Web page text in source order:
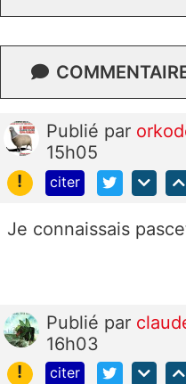
Publié par
15h05
!
citer
Je connaissais
Publié par
16h03
!
citer